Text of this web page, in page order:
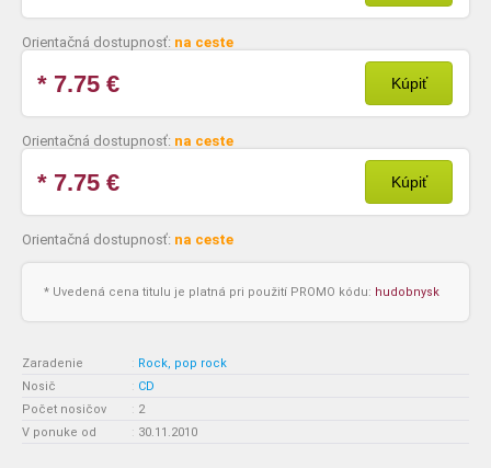
Orientačná dostupnosť: na ceste
* 7.75 € Kúpiť
Orientačná dostupnosť: na ceste
* 7.75 € Kúpiť
Orientačná dostupnosť: na ceste
* Uvedená cena titulu je platná pri použití PROMO kódu: hudobnysk
Zaradenie : Rock, pop rock
Nosič
: CD
Počet nosičov
: 2
V ponuke od
: 30.11.2010